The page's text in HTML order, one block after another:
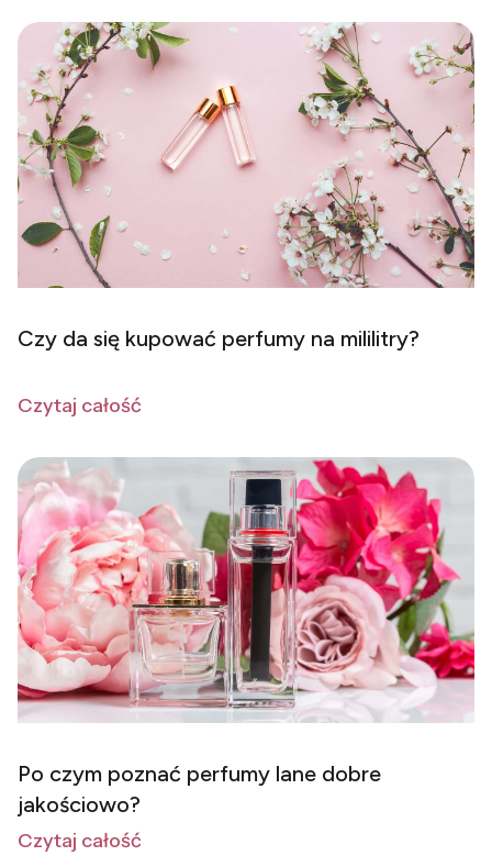
Czy da się kupować perfumy na mililitry?
Czytaj całość
Po czym poznać perfumy lane dobre
jakościowo?
Czytaj całość